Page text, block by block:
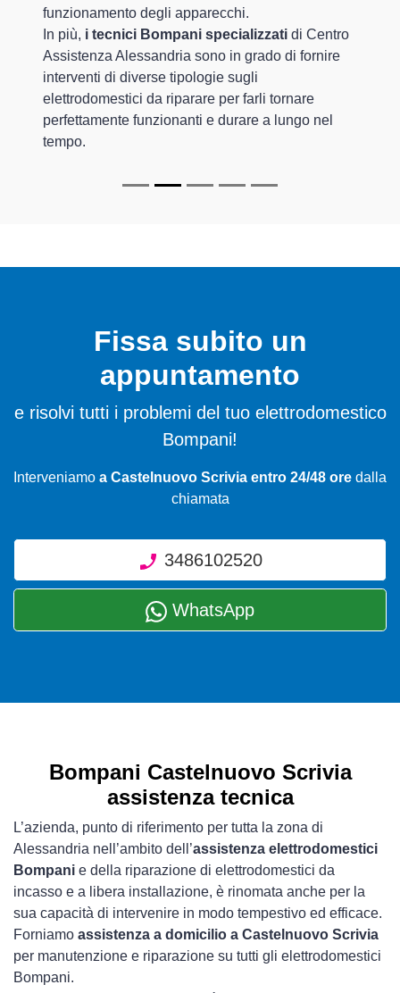
funzionamento degli apparecchi.
In più, i tecnici Bompani specializzati di Centro
Assistenza Alessandria sono in grado di fornire
interventi di diverse tipologie sugli
elettrodomestici da riparare per farli tornare
perfettamente funzionanti e durare a lungo nel
tempo.
Fissa subito un
appuntamento
e risolvi tutti i problemi del tuo elettrodomestico
Bompani!
Interveniamo a Castelnuovo Scrivia entro 24/48 ore dalla
chiamata
3486102520
WhatsApp
Bompani Castelnuovo Scrivia
assistenza tecnica
L’azienda, punto di riferimento per tutta la zona di
Alessandria nell’ambito dell’assistenza elettrodomestici
Bompani e della riparazione di elettrodomestici da
incasso e a libera installazione, è rinomata anche per la
sua capacità di intervenire in modo tempestivo ed efficace.
Forniamo assistenza a domicilio a Castelnuovo Scrivia
per manutenzione e riparazione su tutti gli elettrodomestici
Bompani.